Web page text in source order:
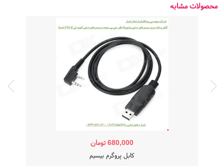
محصولات مشابه
کابل پروگرم بیسیم
680,000تومان